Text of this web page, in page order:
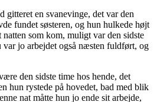
gitteret en svanevinge, det var den
fundet søsteren, og hun hulkede højt
som kom, muligt var den sidste
jo arbejdet også næsten fuldført, og
den sidste time hos hende, det
hun rystede på hovedet, bad med blik
nat måtte hun jo ende sit arbejde,